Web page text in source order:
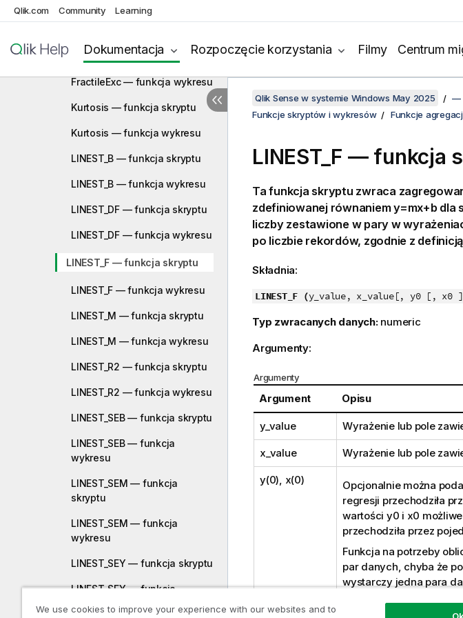
Qlik.com Community Learning
Dokumentacja Rozpoczęcie korzystania Filmy Centrum
Fractile — funkcja skryptu
FractileExc — funkcja skryptu
FractileExc — funkcja wykresu
Kurtosis — funkcja skryptu
Kurtosis — funkcja wykresu
LINEST_B — funkcja skryptu
LINEST_B — funkcja wykresu
LINEST_DF — funkcja skryptu
LINEST_DF — funkcja wykresu
LINEST_F — funkcja skryptu
LINEST_F — funkcja wykresu
LINEST_M — funkcja skryptu
LINEST_M — funkcja wykresu
LINEST_R2 — funkcja skryptu
LINEST_R2 — funkcja wykresu
LINEST_SEB — funkcja skryptu
LINEST_SEB — funkcja
wykresu
LINEST_SEM — funkcja
skryptu
LINEST_SEM — funkcja
wykresu
LINEST_SEY — funkcja skryptu
LINEST_SEY — funkcja
Qlik Sense w systemie Windows May 2025 —
Funkcje skryptów i wykresów
Funkcje
LINEST_F — funkcja
Ta funkcja skryptu zwraca
zdefiniowanej równaniemy=mx+bdla
liczby zestawione w pary w
po liczbie rekordów, zgodnie z
Składnia:
LINEST_F (y_value, x_value[, y0 [, x0
Typ zwracanych danych: numeric
Argumenty:
Argumenty
Argument Opisu
y_value Wyrażenie lub pole
x_value Wyrażenie lub pole
y(0), x(0) Opcjonalnie można
regresji przechodziła
wartości y0 i x0
przechodziła przez
Funkcja na potrzeby
par danych, chyba że
wystarczy jedna para
We use cookies to improve your experience with our websites and to